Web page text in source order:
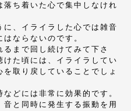
ち着いた心で集中しなけれ
に、イライラした心では雑音
ならないのです。
まで回し続けてみて下さ
た頃には、イライラしてい
取り戻していることでしょ
どには非常に効果的です。
と同時に発生する振動を用